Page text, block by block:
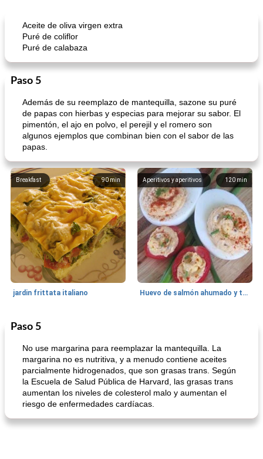
Aceite de oliva virgen extra
Puré de coliflor
Puré de calabaza
Paso 5
Además de su reemplazo de mantequilla, sazone su puré
de papas con hierbas y especias para mejorar su sabor. El
pimentón, el ajo en polvo, el perejil y el romero son
algunos ejemplos que combinan bien con el sabor de las
papas.
90 min
Breakfast
jardin frittata italiano
120 min
Aperitivos y aperitivos
Huevo de salmón ahumado y tomates rellenos.
Bebidas
Paso 5
No use margarina para reemplazar la mantequilla. La
margarina no es nutritiva, y a menudo contiene aceites
parcialmente hidrogenados, que son grasas trans. Según
la Escuela de Salud Pública de Harvard, las grasas trans
aumentan los niveles de colesterol malo y aumentan el
riesgo de enfermedades cardíacas.